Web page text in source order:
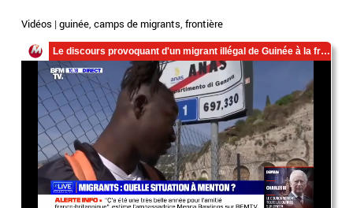
Vidéos |guinée,camps de migrants,frontière